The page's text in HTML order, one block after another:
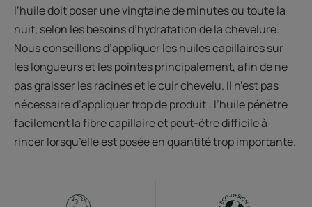
l’huile doit poser une vingtaine de minutes ou toute la
nuit, selon les besoins d’hydratation de la chevelure.
Nous conseillons d’appliquer les huiles capillaires sur
les longueurs et les pointes principalement, afin de ne
pas graisser les racines et le cuir chevelu. Il n’est pas
nécessaire d’appliquer trop de produit : l’huile pénètre
facilement la fibre capillaire et peut-être difficile à
rincer lorsqu’elle est posée en quantité trop importante.